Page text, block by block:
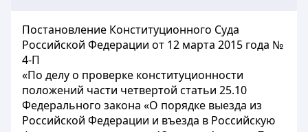
Постановление Конституционного Суда
Российской Федерации от 12 марта 2015 года №
4-П
«По делу о проверке конституционности
положений части четвертой статьи 25.10
Федерального закона «О порядке выезда из
Российской Федерации и въезда в Российскую